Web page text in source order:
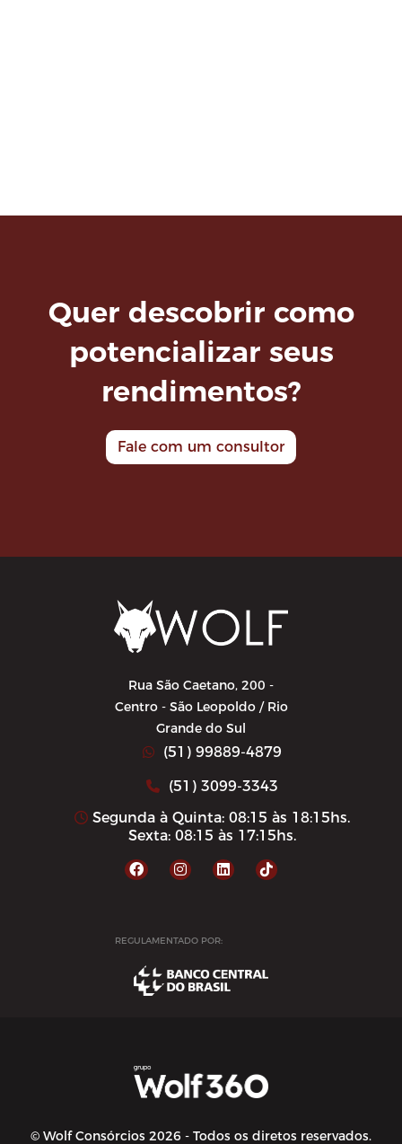
Quer descobrir como
potencializar seus
rendimentos?
Fale com um consultor
Rua São Caetano, 200 -
Centro - São Leopoldo / Rio
Grande do Sul
(51) 99889-4879
(51) 3099-3343
Segunda à Quinta: 08:15 às 18:15hs.
Sexta: 08:15 às 17:15hs.
REGULAMENTADO POR:
© Wolf Consórcios 2026 - Todos os diretos reservados.